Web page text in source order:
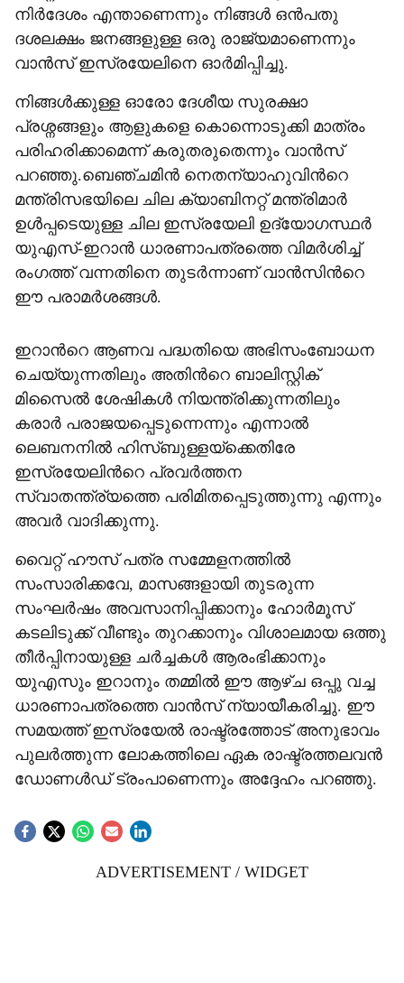
നിർദേശം എന്താണെന്നും നിങ്ങൾ ഒൻപതു
ദശലക്ഷം ജനങ്ങളുള്ള ഒരു രാജ്യമാണെന്നും
വാൻസ് ഇസ്രയേലിനെ ഓർമിപ്പിച്ചു.
നിങ്ങൾക്കുള്ള ഓരോ ദേശീയ സുരക്ഷാ
പ്രശ്നങ്ങളും ആളുകളെ കൊന്നൊടുക്കി മാത്രം
പരിഹരിക്കാമെന്ന് കരുതരുതെന്നും വാൻസ്
പറഞ്ഞു.ബെഞ്ചമിൻ നെതന്യാഹുവിന്‍റെ
മന്ത്രിസഭയിലെ ചില ക്യാബിനറ്റ് മന്ത്രിമാർ
ഉൾപ്പടെയുള്ള ചില ഇസ്രയേലി ഉദ്യോഗസ്ഥർ
യുഎസ്-ഇറാൻ ധാരണാപത്രത്തെ വിമർശിച്ച്
രംഗത്ത് വന്നതിനെ തുടർന്നാണ് വാൻസിന്‍റെ
ഈ പരാമർശങ്ങൾ.
ഇറാന്‍റെ ആണവ പദ്ധതിയെ അഭിസംബോധന
ചെയ്യുന്നതിലും അതിന്‍റെ ബാലിസ്റ്റിക്
മിസൈൽ ശേഷികൾ നിയന്ത്രിക്കുന്നതിലും
കരാർ പരാജയപ്പെടുന്നെന്നും എന്നാൽ
ലെബനനിൽ ഹിസ്ബുള്ളയ്ക്കെതിരേ
ഇസ്രയേലിന്‍റെ പ്രവർത്തന
സ്വാതന്ത്ര്യത്തെ പരിമിതപ്പെടുത്തുന്നു എന്നും
അവർ വാദിക്കുന്നു.
വൈറ്റ് ഹൗസ് പത്ര സമ്മേളനത്തിൽ
സംസാരിക്കവേ, മാസങ്ങളായി തുടരുന്ന
സംഘർഷം അവസാനിപ്പിക്കാനും ഹോർമൂസ്
കടലിടുക്ക് വീണ്ടും തുറക്കാനും വിശാലമായ ഒത്തു
തീർപ്പിനായുള്ള ചർച്ചകൾ ആരംഭിക്കാനും
യുഎസും ഇറാനും തമ്മിൽ ഈ ആഴ്ച ഒപ്പു വച്ച
ധാരണാപത്രത്തെ വാൻസ് ന്യായീകരിച്ചു. ഈ
സമയത്ത് ഇസ്രയേൽ രാഷ്ട്രത്തോട് അനുഭാവം
പുലർത്തുന്ന ലോകത്തിലെ ഏക രാഷ്ട്രത്തലവൻ
ഡോണൾഡ് ട്രംപാണെന്നും അദ്ദേഹം പറഞ്ഞു.
ADVERTISEMENT / WIDGET